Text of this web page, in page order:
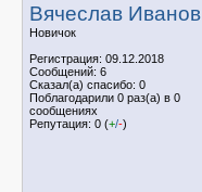
Вячеслав Иванов
Новичок
Регистрация: 09.12.2018
Сообщений: 6
Сказал(а) спасибо: 0
Поблагодарили 0 раз(а) в 0
сообщениях
Репутация: 0 (+/-)